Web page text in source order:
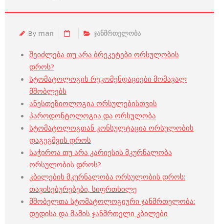
By man ჯანმრთელობა
შეიძლება თუ არა ბრეკეტები ორსულობის
დროს?
სტომატოლოგის რეკომენდაციები მომავალ
მშობლებს
ანესთეზიოლოგია ორსულებისთვის
პაროდონტოლოგია და ორსულობა
სტომატოლოგთან კონსულტაცია ორსულობის
დაგეგმვის დროს
საჭიროა თუ არა კარიესის მკურნალობა
ორსულობის დროს?
კბილების მკურნალობა ორსულობის დროს:
თავისებურებები, სიფრთხილე
მშობელთა სტომატოლოგიური ჯანმრთელობა:
დედისა და მამის ჯანმრთელი კბილები